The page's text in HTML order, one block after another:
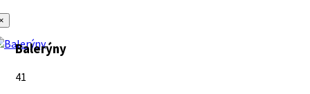
Balerýny
41